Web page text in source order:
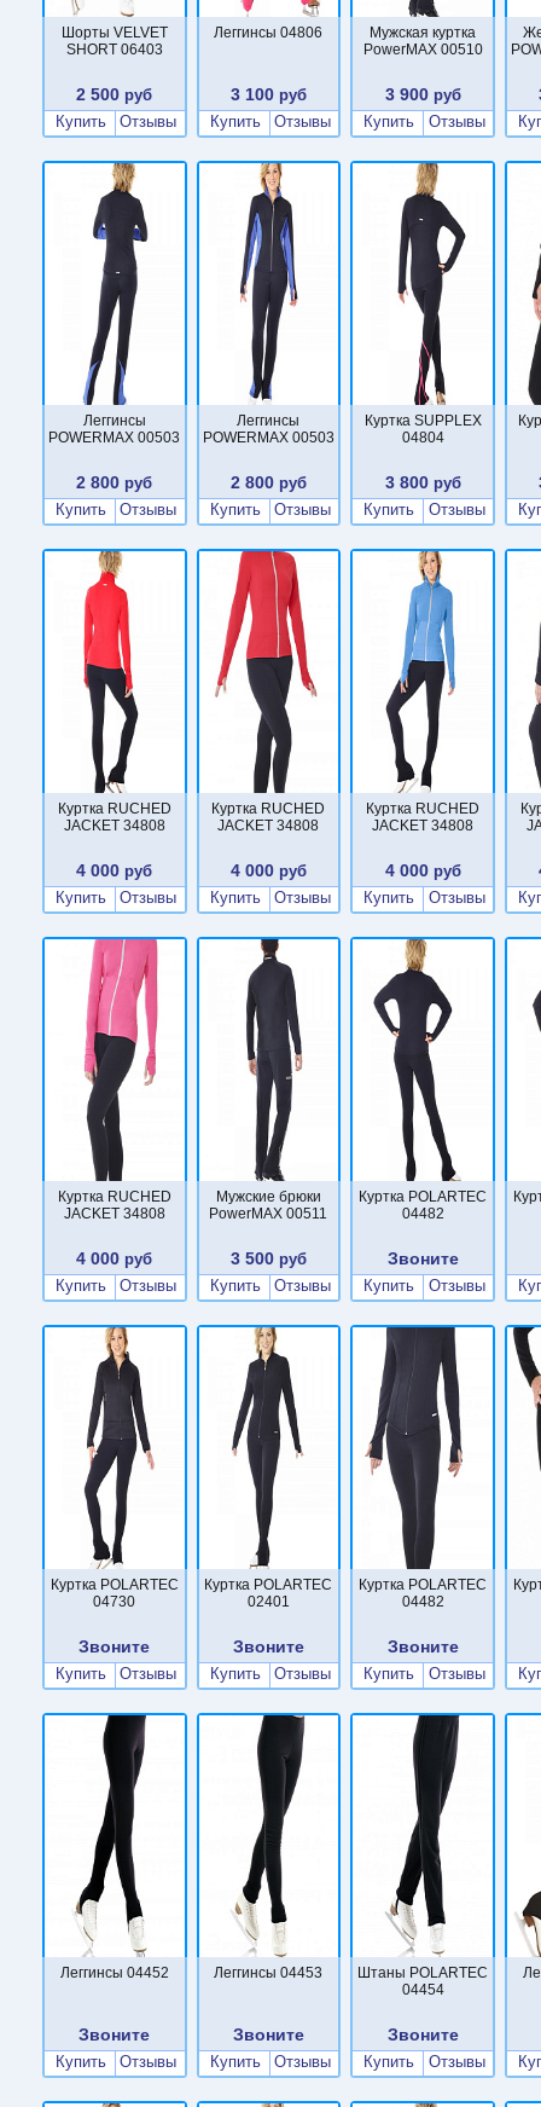
Шорты VELVET
SHORT 06403
2 500 руб
Купить
Отзывы
Леггинсы 04806
3 100 руб
Купить
Отзывы
Мужская куртка
PowerMAX 00510
3 900руб
Купить
Отзывы
Леггинсы
POWERMAX 00503
2 800 руб
Купить
Отзывы
Леггинсы
POWERMAX 00503
2 800 руб
Купить
Отзывы
Куртка SUPPLEX
04804
3 800руб
Купить
Отзывы
Куртка RUCHED
JACKET 34808
4 000 руб
Купить
Отзывы
Куртка RUCHED
JACKET 34808
4 000 руб
Купить
Отзывы
Куртка RUCHED
JACKET 34808
4 000руб
Купить
Отзывы
Куртка RUCHED
JACKET 34808
4 000 руб
Купить
Отзывы
Мужские брюки
PowerMAX 00511
3 500 руб
Купить
Отзывы
Куртка POLARTEC
04482
Звоните
Купить Отзывы
Куртка POLARTEC
04730
Звоните
Купить Отзывы
Куртка POLARTEC
02401
Звоните
Купить Отзывы
Куртка POLARTEC
04482
Звоните
Купить Отзывы
Леггинсы 04452
Звоните
Купить Отзывы
Леггинсы 04453
Звоните
Купить Отзывы
Штаны POLARTEC
04454
Звоните
Купить Отзывы